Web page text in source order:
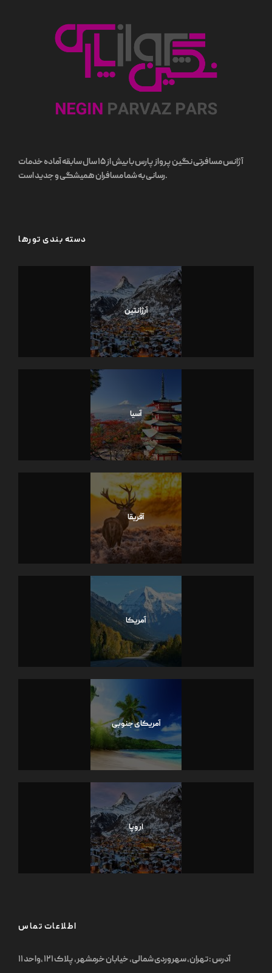
آژانس مسافرتی نگین پرواز پارس با بیش از ۱۵ سال سابقه آماده خدمات
رسانی به شما مسافران همیشگی و جدید است.
دسته بندی تورها
آرژانتین
آسیا
آفریقا
آمریکا
آمریکای جنوبی
اروپا
اطلاعات تماس
آدرس : تهران, سهروردی شمالی, خیابان خرمشهر, پلاک ۱۲۱ ,واحد ۱۱